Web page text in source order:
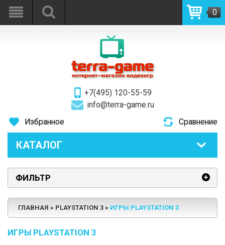
+7(495) 120-55-59
info@terra-game.ru
0
Избранное Сравнение
КАТАЛОГ
ФИЛЬТР
ГЛАВНАЯ PLAYSTATION 3 ИГРЫ PLAYSTATION 3
ИГРЫ PLAYSTATION 3